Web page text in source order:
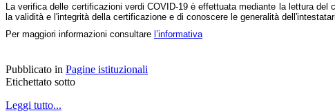
La verifica delle certificazioni verdi COVID-19 è effettuata mediante la lettura
la validità e l'integrità della certificazione e di conoscere le generalità
Per maggiori informazioni consultare l’informativa
Pubblicato in Pagine istituzionali
Etichettato sotto
Leggi tutto...